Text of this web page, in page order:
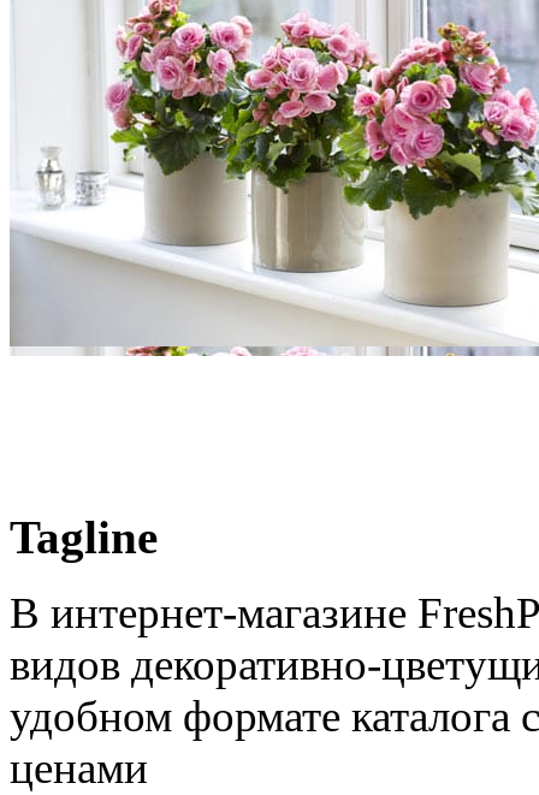
Tagline
В интернет-магазине
видов декоративно-
удобном формате
ценами